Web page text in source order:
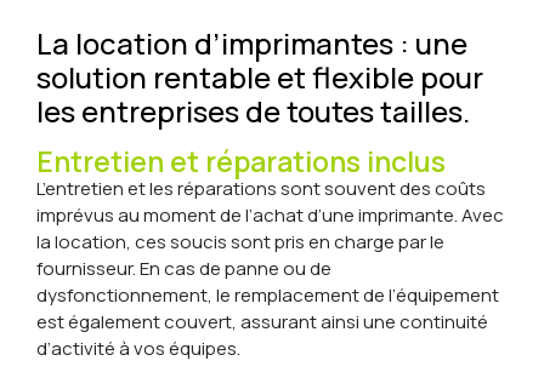
La location d’imprimantes : une
solution rentable et flexible pour
les entreprises de toutes tailles.
Entretien et réparations inclus
L’entretien et les réparations sont souvent des coûts
imprévus au moment de l’achat d’une imprimante. Avec
la location, ces soucis sont pris en charge par le
fournisseur. En cas de panne ou de
dysfonctionnement, le remplacement de l’équipement
est également couvert, assurant ainsi une continuité
d’activité à vos équipes.